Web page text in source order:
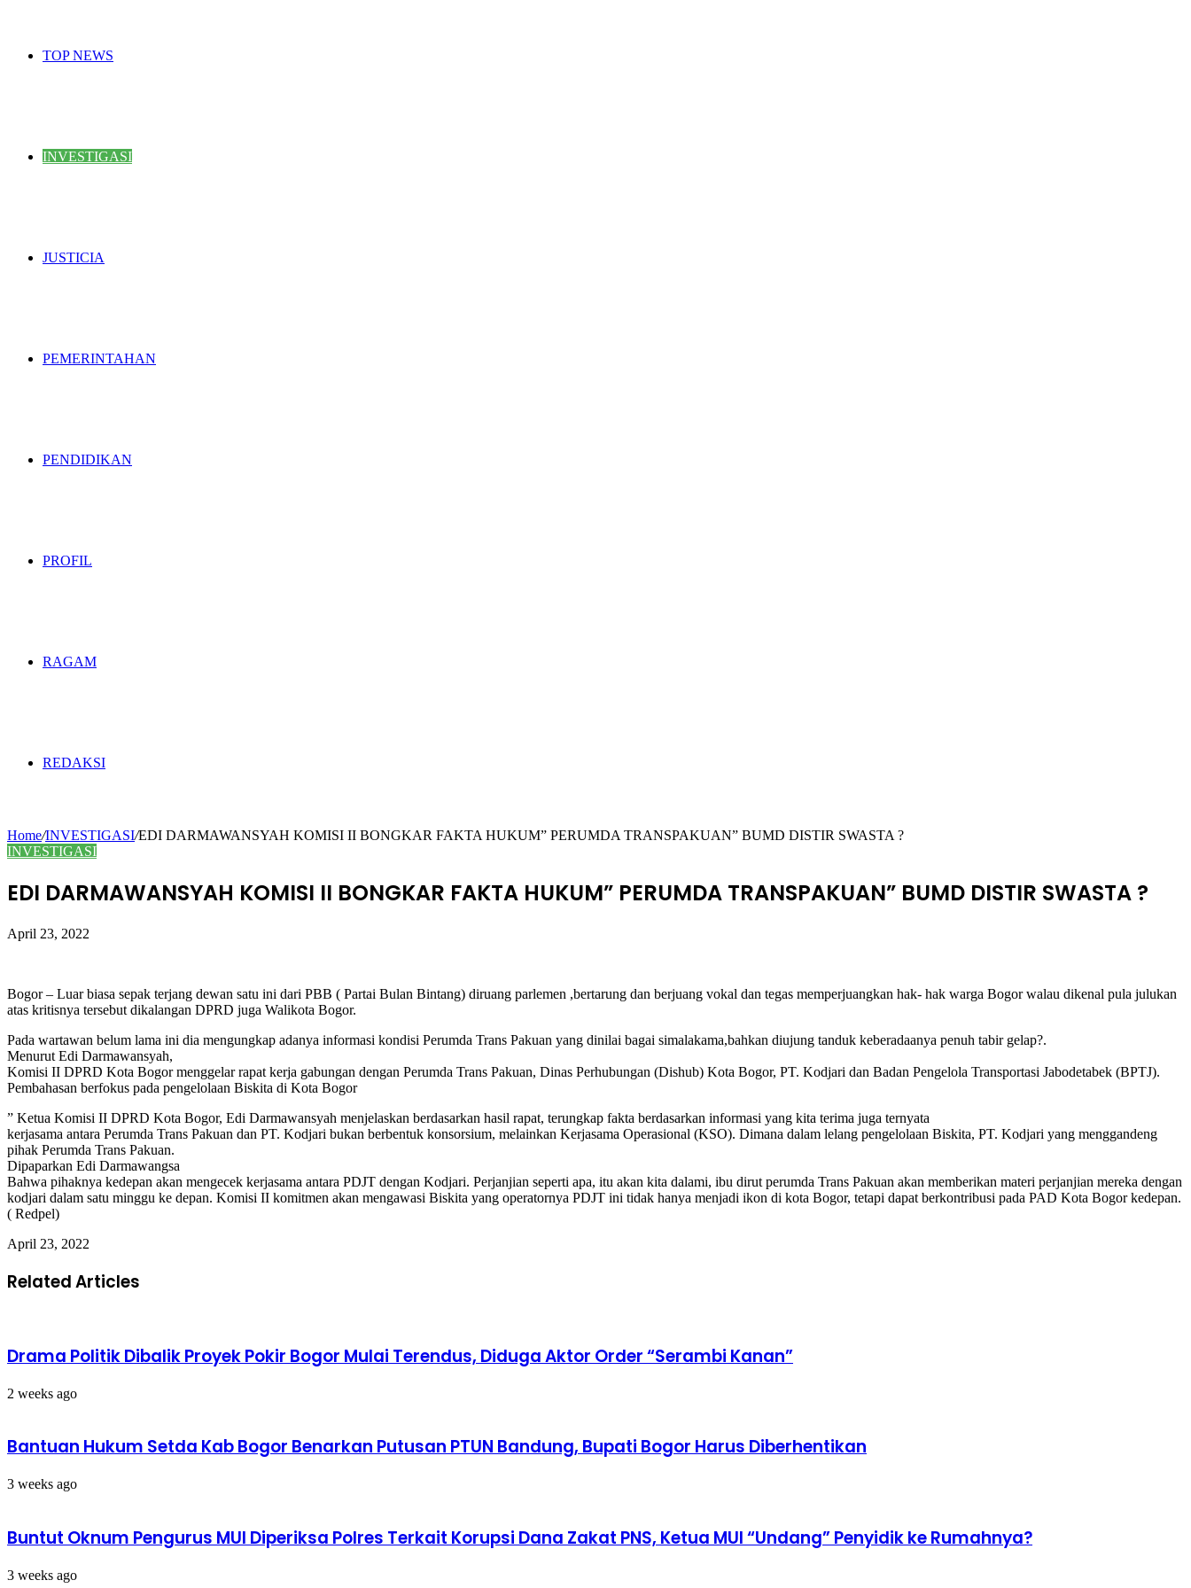
TOP NEWS
INVESTIGASI
JUSTICIA
PEMERINTAHAN
PENDIDIKAN
PROFIL
RAGAM
REDAKSI
Home/INVESTIGASI/EDI DARMAWANSYAH KOMISI II BONGKAR FAKTA HUKUM” PERUMDA TRANSPAKUAN” BUMD DISTIR SWASTA ?
INVESTIGASI
EDI DARMAWANSYAH KOMISI II BONGKAR FAKTA HUKUM” PERUMDA TRANSPAKUAN” BUMD DISTIR SWASTA ?
April 23, 2022
Bogor – Luar biasa sepak terjang dewan satu ini dari PBB ( Partai Bulan Bintang) diruang parlemen ,bertarung dan berjuang vokal dan tegas memperjuangkan hak- hak warga Bogor walau dikenal pula julukan
atas kritisnya tersebut dikalangan DPRD juga Walikota Bogor.
Pada wartawan belum lama ini dia mengungkap adanya informasi kondisi Perumda Trans Pakuan yang dinilai bagai simalakama,bahkan diujung tanduk keberadaanya penuh tabir gelap?.
Menurut Edi Darmawansyah,
Komisi II DPRD Kota Bogor menggelar rapat kerja gabungan dengan Perumda Trans Pakuan, Dinas Perhubungan (Dishub) Kota Bogor, PT. Kodjari dan Badan Pengelola Transportasi Jabodetabek (BPTJ).
Pembahasan berfokus pada pengelolaan Biskita di Kota Bogor
” Ketua Komisi II DPRD Kota Bogor, Edi Darmawansyah menjelaskan berdasarkan hasil rapat, terungkap fakta berdasarkan informasi yang kita terima juga ternyata
kerjasama antara Perumda Trans Pakuan dan PT. Kodjari bukan berbentuk konsorsium, melainkan Kerjasama Operasional (KSO). Dimana dalam lelang pengelolaan Biskita, PT. Kodjari yang menggandeng
pihak Perumda Trans Pakuan.
Dipaparkan Edi Darmawangsa
Bahwa pihaknya kedepan akan mengecek kerjasama antara PDJT dengan Kodjari. Perjanjian seperti apa, itu akan kita dalami, ibu dirut perumda Trans Pakuan akan memberikan materi perjanjian mereka dengan
kodjari dalam satu minggu ke depan. Komisi II komitmen akan mengawasi Biskita yang operatornya PDJT ini tidak hanya menjadi ikon di kota Bogor, tetapi dapat berkontribusi pada PAD Kota Bogor kedepan.
( Redpel)
April 23, 2022
Related Articles
Drama Politik Dibalik Proyek Pokir Bogor Mulai Terendus, Diduga Aktor Order “Serambi Kanan”
2 weeks ago
Bantuan Hukum Setda Kab Bogor Benarkan Putusan PTUN Bandung, Bupati Bogor Harus Diberhentikan
3 weeks ago
Buntut Oknum Pengurus MUI Diperiksa Polres Terkait Korupsi Dana Zakat PNS, Ketua MUI “Undang” Penyidik ke Rumahnya?
3 weeks ago